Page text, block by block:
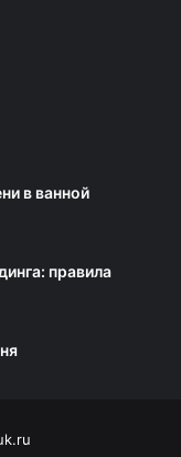
в ванной
правила